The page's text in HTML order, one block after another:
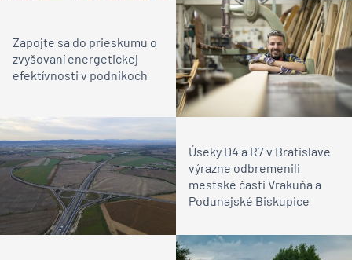
Zapojte sa do prieskumu o
zvyšovaní energetickej
efektívnosti v podnikoch
Úseky D4 a R7 v Bratislave
výrazne odbremenili
mestské časti Vrakuňa a
Podunajské Biskupice